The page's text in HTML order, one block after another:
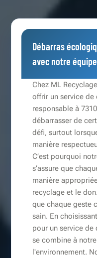
Débarras
avec notre
Chez ML
offrir un service
responsable à
débarrasser de
défi, surtout
manière
C’est pourquoi
s’assure que
manière
recyclage et le
que chaque geste
sain. En
pour un service
se combine à
l'environnement.